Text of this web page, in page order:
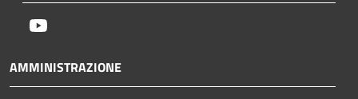
AMMINISTRAZIONE